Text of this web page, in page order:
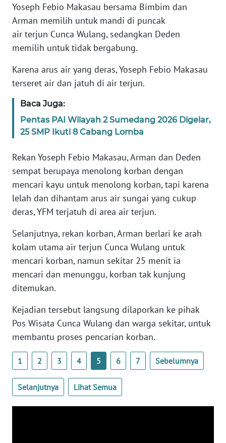
Yoseph Febio Makasau bersama Bimbim dan
Arman memilih untuk mandi di puncak
air terjun Cunca Wulang, sedangkan Deden
memilih untuk tidak bergabung.
Karena arus air yang deras, Yoseph Febio Makasau
terseret air dan jatuh di air terjun.
Baca Juga:
Pentas PAI Wilayah 2 Sumedang 2026 Digelar,
25 SMP Ikuti 8 Cabang Lomba
Rekan Yoseph Febio Makasau, Arman dan Deden
sempat berupaya menolong korban dengan
mencari kayu untuk menolong korban, tapi karena
lelah dan dihantam arus air sungai yang cukup
deras, YFM terjatuh di area air terjun.
Selanjutnya, rekan korban, Arman berlari ke arah
kolam utama air terjun Cunca Wulang untuk
mencari korban, namun sekitar 25 menit ia
mencari dan menunggu, korban tak kunjung
ditemukan.
Kejadian tersebut langsung dilaporkan ke pihak
Pos Wisata Cunca Wulang dan warga sekitar, untuk
membantu proses pencarian korban.
1 2 3 4 5 6 7 Sebelumnya
Selanjutnya Lihat Semua
WN
JABAR
WN
WN
WN
KEPRI
WN
PAPUA
WN
PAPUA
WN
RIAU
WN
JAMBI
SULTRA
WN
NTB